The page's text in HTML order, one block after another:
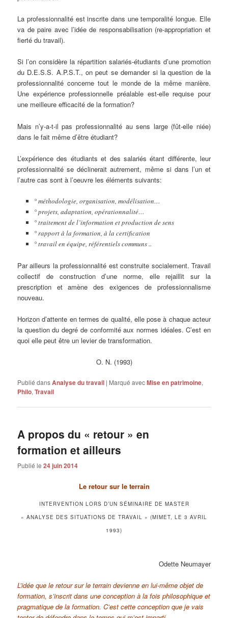
La professionnalité est inscrite dans une temporalité longue. Elle
va de paire avec l’idée de responsabilisation (re-appropriation et
fierté du travail).
Si l’on considère la répartition salariés-étudiants d’une promotion
du D.E.S.S. A.P.S.T., on peut se demander si la question de la
professionnalité concerne tout le monde de la même manière.
Une expérience professionnelle préalable est-elle requise pour
une meilleure efficacité de la formation?
Mais n’y-a-t-il pas professionnalité au sens large (fût-elle niée)
dans le fait même d’être étudiant?
L’expérience des étudiants et des salariés étant différente, leur
professionnalité se déclinerait autrement, même si dans l’un et
l’autre cas sont à l’oeuvre les éléments suivants:
° méthodologie, organisation, modélisation…
° projets, adaptation, opérationnalité…
° traitement de l’information et production de sens
° rapport à la formation, à la certification
° travail en équipe, référentiels communs ..
Par ailleurs la professionnalité est construite socialement. Travail
collectif de construction d’une norme, elle rejaillit sur la
prescription et amène des exigences de professionnalisme
nouveau.
Horizon d’attente en termes de qualité, elle pose à chaque acteur
la question du degré de conformité aux normes idéales. C’est en
quoi elle peut être un levier de transformation.
O. N. (1993)
Publié dansAnalyse du travail | Marqué avecMise en patrimoine,
Philo,Travail
A propos du « retour » en
formation et ailleurs
Publié le24 juin 2014
Le retour sur le terrain
INTERVENTION LORS D’UN SÉMINAIRE DE MASTER
« ANALYSE DES SITUATIONS DE TRAVAIL » (MIMET, LE 3 AVRIL
1993)
Odette Neumayer
L’idée que le retour sur le terrain devienne en lui-même objet de
formation, s’inscrit dans une conception à la fois philosophique et
pragmatique de la formation. C’est cette conception que je vais